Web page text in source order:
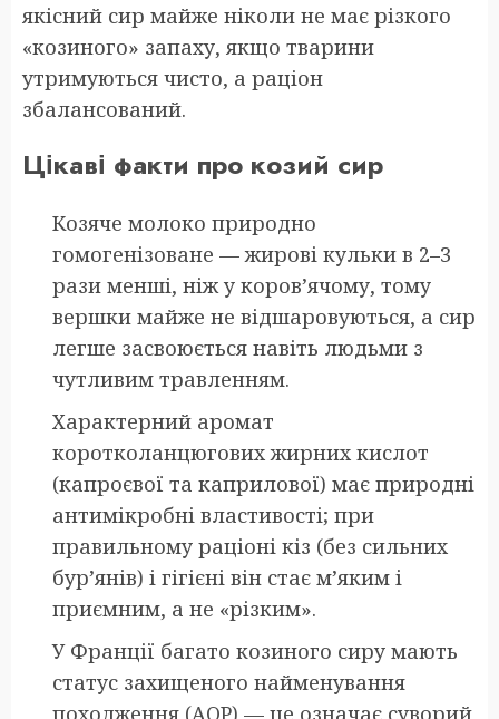
якісний сир майже ніколи не має різкого
«козиного» запаху, якщо тварини
утримуються чисто, а раціон
збалансований.
Цікаві факти про козий сир
Козяче молоко природно
гомогенізоване — жирові кульки в 2–3
рази менші, ніж у коров’ячому, тому
вершки майже не відшаровуються, а сир
легше засвоюється навіть людьми з
чутливим травленням.
Характерний аромат
коротколанцюгових жирних кислот
(капроєвої та каприлової) має природні
антимікробні властивості; при
правильному раціоні кіз (без сильних
бур’янів) і гігієні він стає м’яким і
приємним, а не «різким».
У Франції багато козиного сиру мають
статус захищеного найменування
походження (AOP) — це означає суворий